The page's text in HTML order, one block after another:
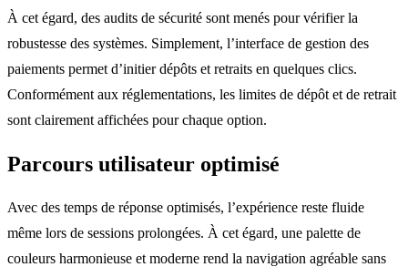
À cet égard, des audits de sécurité sont menés pour vérifier la
robustesse des systèmes. Simplement, l’interface de gestion des
paiements permet d’initier dépôts et retraits en quelques clics.
Conformément aux réglementations, les limites de dépôt et de retrait
sont clairement affichées pour chaque option.
Parcours utilisateur optimisé
Avec des temps de réponse optimisés, l’expérience reste fluide
même lors de sessions prolongées. À cet égard, une palette de
couleurs harmonieuse et moderne rend la navigation agréable sans